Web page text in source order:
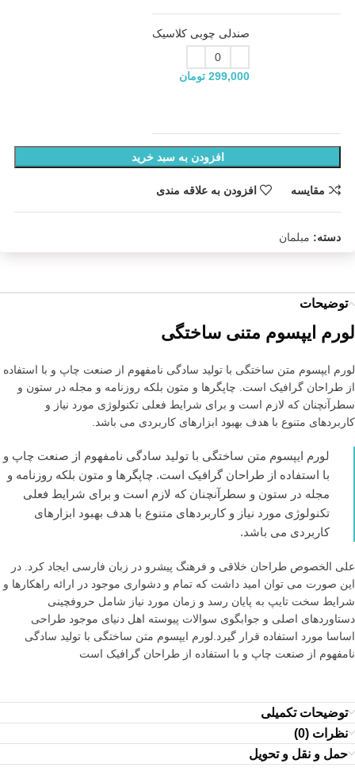
صندلی چوبی کلاسیک
299,000 تومان
افزودن به سبد خرید
مقایسه افزودن به علاقه مندی
دسته: مبلمان
توضیحات
لورم ایپسوم متنی ساختگی
لورم ایپسوم متن ساختگی با تولید سادگی نامفهوم از صنعت چاپ و با استفاده
از طراحان گرافیک است. چاپگرها و متون بلکه روزنامه و مجله در ستون و
سطرآنچنان که لازم است و برای شرایط فعلی تکنولوژی مورد نیاز و
کاربردهای متنوع با هدف بهبود ابزارهای کاربردی می باشد.
لورم ایپسوم متن ساختگی با تولید سادگی نامفهوم از صنعت چاپ و
با استفاده از طراحان گرافیک است. چاپگرها و متون بلکه روزنامه و
مجله در ستون و سطرآنچنان که لازم است و برای شرایط فعلی
تکنولوژی مورد نیاز و کاربردهای متنوع با هدف بهبود ابزارهای
کاربردی می باشد.
علی الخصوص طراحان خلاقی و فرهنگ پیشرو در زبان فارسی ایجاد کرد. در
این صورت می توان امید داشت که تمام و دشواری موجود در ارائه راهکارها و
شرایط سخت تایپ به پایان رسد و زمان مورد نیاز شامل حروفچینی
دستاوردهای اصلی و جوابگوی سوالات پیوسته اهل دنیای موجود طراحی
اساسا مورد استفاده قرار گیرد.لورم ایپسوم متن ساختگی با تولید سادگی
نامفهوم از صنعت چاپ و با استفاده از طراحان گرافیک است
توضیحات تکمیلی
نظرات (0)
حمل و نقل و تحویل